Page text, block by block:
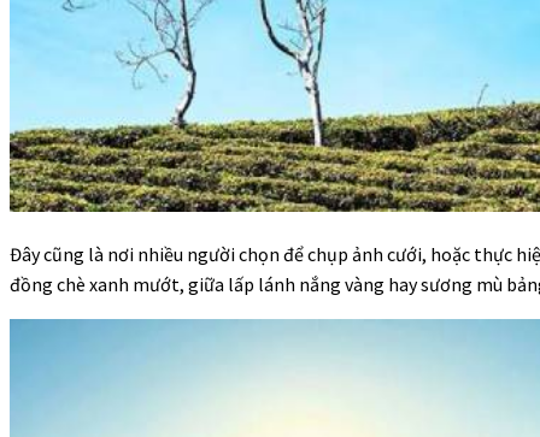
Đây cũng là nơi nhiều người chọn để chụp ảnh cưới, hoặc thực
đồng chè xanh mướt, giữa lấp lánh nắng vàng hay sương mù